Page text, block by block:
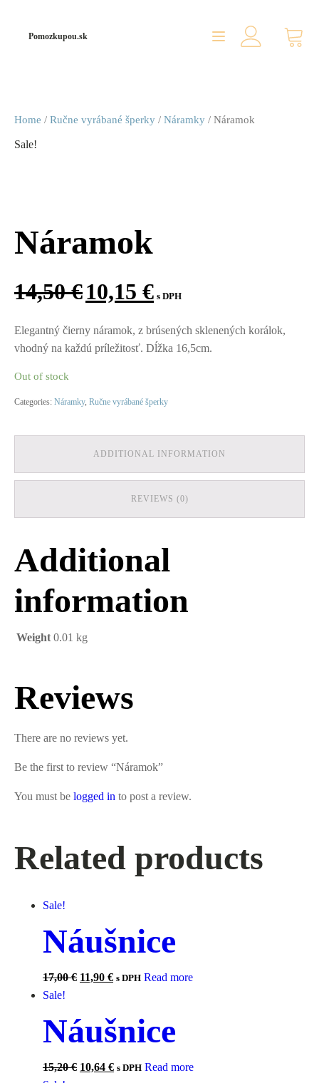
Pomozkupou.sk
Home / Ručne vyrábané šperky / Náramky / Náramok
Sale!
Náramok
14,50€10,15 € s DPH
Elegantný čierny náramok, z brúsených sklenených korálok,
vhodný na každú príležitosť. Dĺžka 16,5cm.
Out of stock
Categories: Náramky, Ručne vyrábané šperky
ADDITIONAL INFORMATION
REVIEWS (0)
Additional
information
Weight 0.01 kg
Reviews
There are no reviews yet.
Be the first to review “Náramok”
You must be logged in to post a review.
Related products
Sale!
Náušnice
17,00€ 11,90 € s DPH Read more
Sale!
Náušnice
15,20€ 10,64 € s DPH Read more